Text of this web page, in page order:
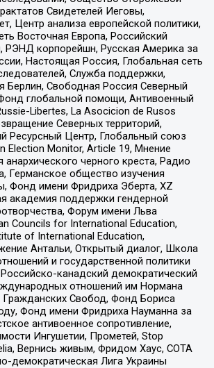
Свидетелей Иеговы,
Центр анализа европейской политики,
Восточная Европа, Российский
РЭНД корпорейшн, Русская Америка за
Настоящая Россия, Глобальная сеть
Служба поддержки,
Берлин, Свободная Россия Северный
глобальной помощи, Антивоенный
Libertes, La Asocicion de Rusos
Северных территорий,
Ресурсный Центр, Глобальный союз
Election Monitor, Article 19, Мнение
черного креста, Радио
Германское общество изучения
Фонд имени Фридриха Эберта, XZ
академия поддержки гендерной
Форум имени Льва
Councils for International Education,
of International Education,
Антальи, Открытый диалог, Школа
и государственной политики
канадский демократический
отношений им Нормана
Гражданских Свобод, Фонд Бориса
Фонд имени Фридриха Науманна за
антивоенное сопротивление,
Ингушетии, Прометей, Stop
Вернись живым, Фридом Хаус, СОТА
демократическая Лига Украины